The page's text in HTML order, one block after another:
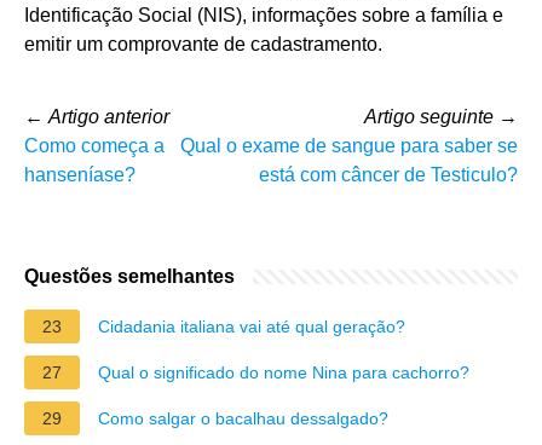
Identificação Social (NIS), informações sobre a família e
emitir um comprovante de cadastramento.
← Artigo anterior
Como começa a
hanseníase?
Artigo seguinte →
Qual o exame de sangue para saber se
está com câncer de Testiculo?
Questões semelhantes
23 Cidadania italiana vai até qual geração?
27 Qual o significado do nome Nina para cachorro?
29 Como salgar o bacalhau dessalgado?